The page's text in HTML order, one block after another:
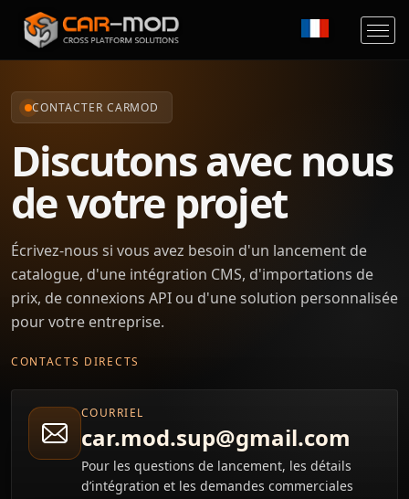
CONTACTER CARMOD
Discutons avec nous
de votre projet
Écrivez-nous si vous avez besoin d'un lancement de
catalogue, d'une intégration CMS, d'importations de
prix, de connexions API ou d'une solution personnalisée
pour votre entreprise.
CONTACTS DIRECTS
COURRIEL
car.mod.sup@gmail.com
Pour les questions de lancement, les détails
d’intégration et les demandes commerciales